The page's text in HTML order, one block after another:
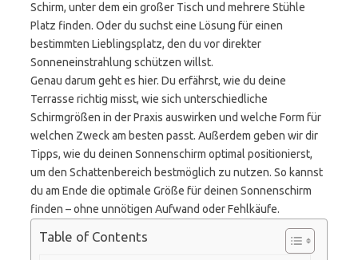
Schirm, unter dem ein großer Tisch und mehrere Stühle
Platz finden. Oder du suchst eine Lösung für einen
bestimmten Lieblingsplatz, den du vor direkter
Sonneneinstrahlung schützen willst.
Genau darum geht es hier. Du erfährst, wie du deine
Terrasse richtig misst, wie sich unterschiedliche
Schirmgrößen in der Praxis auswirken und welche Form für
welchen Zweck am besten passt. Außerdem geben wir dir
Tipps, wie du deinen Sonnenschirm optimal positionierst,
um den Schattenbereich bestmöglich zu nutzen. So kannst
du am Ende die optimale Größe für deinen Sonnenschirm
finden – ohne unnötigen Aufwand oder Fehlkäufe.
Table of Contents